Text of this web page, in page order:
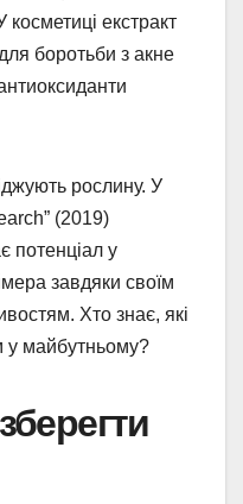
косметиці екстракт
боротьби з акне
рослину. У
(2019)
потенціал у
завдяки своїм
Хто знає, які
у майбутньому?